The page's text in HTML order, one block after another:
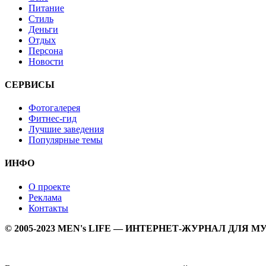
Питание
Стиль
Деньги
Отдых
Персона
Новости
СЕРВИСЫ
Фотогалерея
Фитнес-гид
Лучшие заведения
Популярные темы
ИНФО
О проекте
Реклама
Контакты
© 2005-2023 MEN's LIFE — ИНТЕРНЕТ-ЖУРНАЛ ДЛЯ